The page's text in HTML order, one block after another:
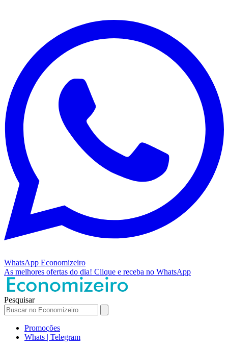
WhatsApp Economizeiro
As melhores ofertas do dia! Clique e receba no WhatsApp
Pesquisar
Promoções
Whats | Telegram